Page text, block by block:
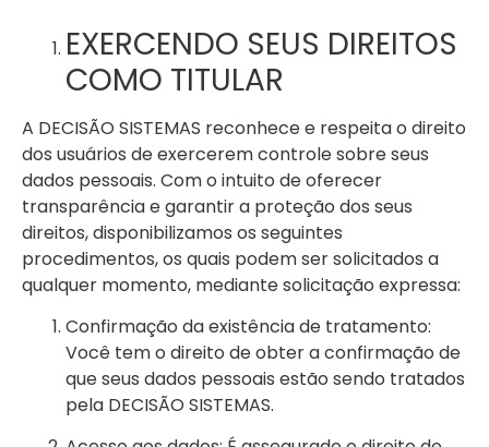
EXERCENDO SEUS DIREITOS
COMO TITULAR
A DECISÃO SISTEMAS reconhece e respeita o direito
dos usuários de exercerem controle sobre seus
dados pessoais. Com o intuito de oferecer
transparência e garantir a proteção dos seus
direitos, disponibilizamos os seguintes
procedimentos, os quais podem ser solicitados a
qualquer momento, mediante solicitação expressa:
Confirmação da existência de tratamento:
Você tem o direito de obter a confirmação de
que seus dados pessoais estão sendo tratados
pela DECISÃO SISTEMAS.